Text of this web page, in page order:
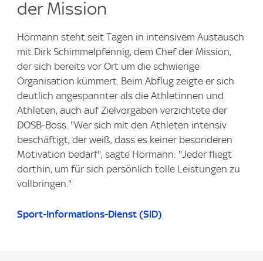
der Mission
Hörmann steht seit Tagen in intensivem Austausch
mit Dirk Schimmelpfennig, dem Chef der Mission,
der sich bereits vor Ort um die schwierige
Organisation kümmert. Beim Abflug zeigte er sich
deutlich angespannter als die Athletinnen und
Athleten, auch auf Zielvorgaben verzichtete der
DOSB-Boss. "Wer sich mit den Athleten intensiv
beschäftigt, der weiß, dass es keiner besonderen
Motivation bedarf", sagte Hörmann: "Jeder fliegt
dorthin, um für sich persönlich tolle Leistungen zu
vollbringen."
Sport-Informations-Dienst (SID)